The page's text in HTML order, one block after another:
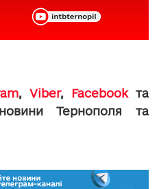
, Viber, Facebookта
Тернополя та